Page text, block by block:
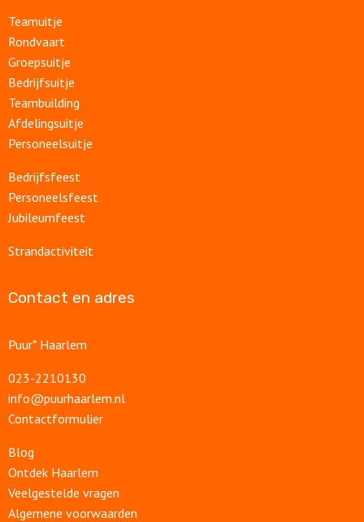
Teamuitje
Rondvaart
Groepsuitje
Bedrijfsuitje
Teambuilding
Afdelingsuitje
Personeelsuitje
Bedrijfsfeest
Personeelsfeest
Jubileumfeest
Strandactiviteit
Contact en adres
Puur* Haarlem
023-2210130
info@puurhaarlem.nl
Contactformulier
Blog
Ontdek Haarlem
Veelgestelde vragen
Algemene voorwaarden